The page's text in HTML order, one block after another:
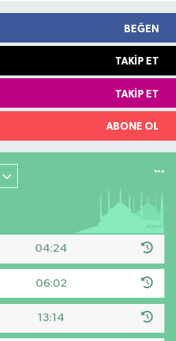
BEĞEN
TAKIP ET
TAKIP ET
ABONE OL
04:24
06:02
13:14